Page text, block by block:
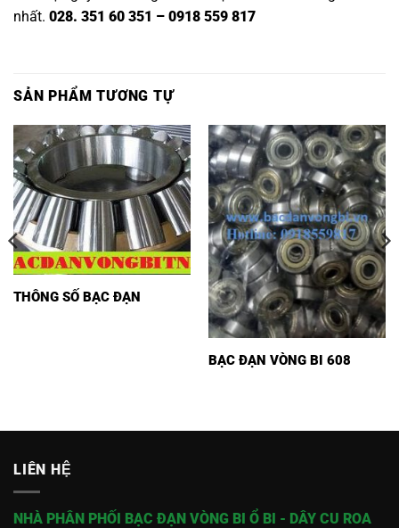
nhất. 028. 351 60 351 – 0918 559 817
SẢN PHẨM TƯƠNG TỰ
THÔNG SỐ BẠC ĐẠN
BẠC ĐẠN VÒNG BI 608
LIÊN HỆ
NHÀ PHÂN PHỐI BẠC ĐẠN VÒNG BI Ổ BI - DÂY CU ROA